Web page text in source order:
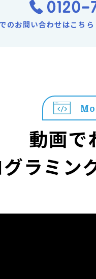
のお問い合わせはこち
動画で
ラミン